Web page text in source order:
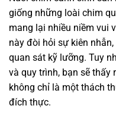
giống những loài chim
mang lại nhiều niềm vui
này đòi hỏi sự kiên
quan sát kỹ lưỡng. Tuy
và quy trình, bạn sẽ thấy
không chỉ là một thách
đích thực.